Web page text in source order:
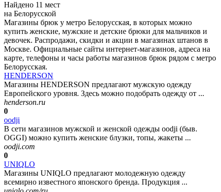
Найдено 11 мест
на Белорусской
Магазины брюк у метро Белорусская, в которых можно
купить женские, мужские и детские брюки для мальчиков и
девочек. Распродажи, скидки и акции в магазинах штанов в
Москве. Официальные сайты интернет-магазинов, адреса на
карте, телефоны и часы работы магазинов брюк рядом с метро
Белорусская.
HENDERSON
Магазины HENDERSON предлагают мужскую одежду
Европейского уровня. Здесь можно подобрать одежду от ...
henderson.ru
0
oodji
В сети магазинов мужской и женской одежды oodji (быв.
OGGI) можно купить женские блузки, топы, жакеты ...
oodji.com
0
UNIQLO
Магазины UNIQLO предлагают молодежную одежду
всемирно известного японского бренда. Продукция ...